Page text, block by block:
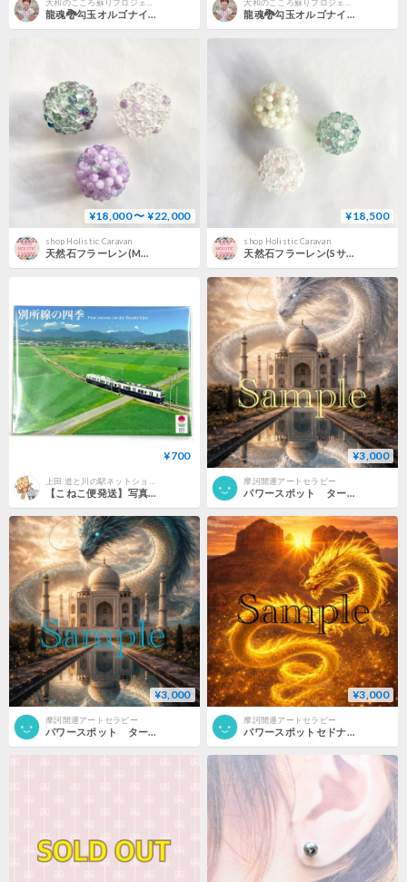
龍魂🐉勾玉オルゴナイト(伊勢☯出雲の波動水晶入り)大 黒龍さん 龍魂🐉勾玉オルゴナイト(伊勢☯出雲の波動水晶入り)大 黒龍さん
¥18,000 〜 ¥22,000
shop Holistic Caravan
天然石フラーレン(Mサイズ)
¥18,500
shop Holistic Caravan
天然石フラーレン(Sサイズ)
¥700 ¥3,000
摩訶開運アートセラピー
¥3,000
摩訶開運アートセラピー
パワースポット タージマハルに君臨する龍神
¥3,000
摩訶開運アートセラピー
パワースポットセドナの日の出に舞う龍神